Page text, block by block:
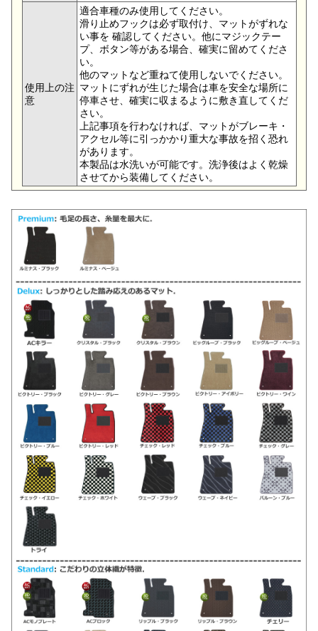
使用上の注
意
適合車種のみ使用してください。
滑り止めフックは必ず取付け、マットがずれな
い事を 確認してください。他にマジックテー
プ、ボタン等がある場合、確実に留めてくださ
い。
他のマットなど重ねて使用しないでください。
マットにずれが生じた場合は車を安全な場所に
停車させ、確実に収まるように敷き直してくだ
さい。
上記事項を行わなければ、マットがブレーキ・
アクセル等に引っかかり重大な事故を招く恐れ
があります。
本製品は水洗いが可能です。洗浄後はよく乾燥
させてから装備してください。